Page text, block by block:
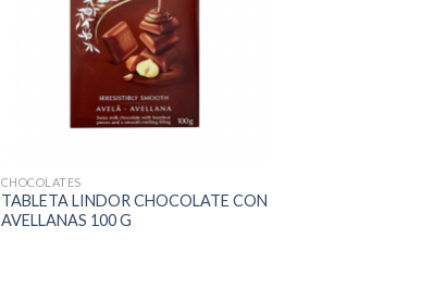
CHOCOLATES
TABLETA LINDOR CHOCOLATE CON
AVELLANAS 100 G